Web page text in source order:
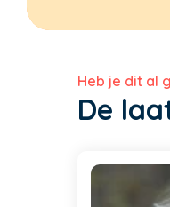
Heb je dit al
De